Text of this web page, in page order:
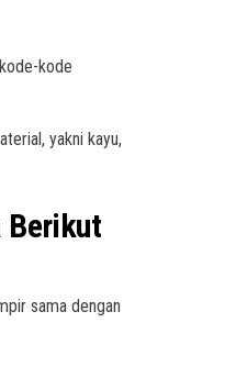
kode
yakni kayu,
Berikut
sama dengan